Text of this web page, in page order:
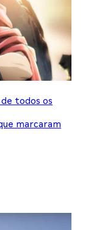
todos os
marcaram